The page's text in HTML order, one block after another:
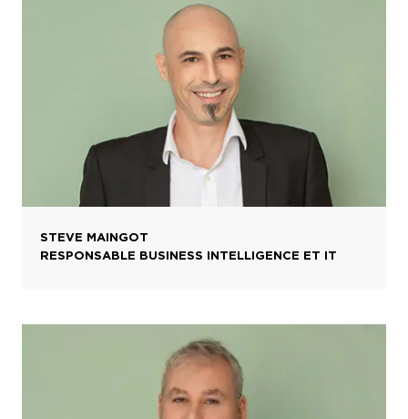
STEVE MAINGOT
RESPONSABLE BUSINESS INTELLIGENCE ET IT